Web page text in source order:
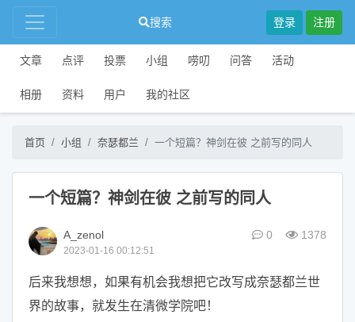
搜索 登录 注册
文章 点评 投票 小组 唠叨 问答 活动
相册 资料 用户 我的社区
首页 小组 奈瑟都兰 一个短篇？神剑在彼 之前写的同人
一个短篇？神剑在彼 之前写的同人
A_zenol
2023-01-16 00:12:51
0 1378
后来我想想，如果有机会我想把它改写成奈瑟都兰世
界的故事，就发生在清微学院吧！